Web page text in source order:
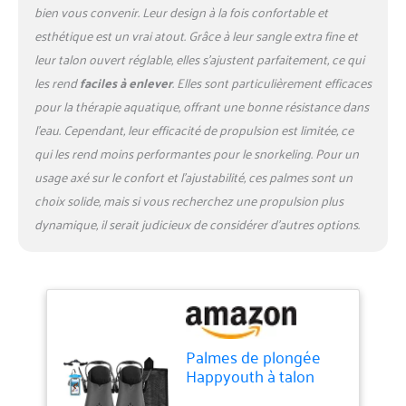
utilisées avec des
chaussures aquatiques et
des chaussettes aquatiques
(rappel : veuillez acheter des
tailles au-dessus si vous
prévoyez de les porter avec
des chaussons de plongée
ensemble) Partenaire de
natation parfait : la lame plus
longue, légère et réactive
assure un coup de pied
fluide, sans effort mais en
même temps assez puissant.
design en maille en forme de
flamme fraîche, elles
aideront à réduire la
résistance et vous vous
sentirez plus à l'aise et
respirant, inimisent la fatigue
bien vous convenir. Leur design à la fois confortable et
esthétique est un vrai atout. Grâce à leur sangle extra fine et
leur talon ouvert réglable, elles s’ajustent parfaitement, ce qui
les rendfaciles à enlever. Elles sont particulièrement efficaces
pour la thérapie aquatique, offrant une bonne résistance dans
l’eau. Cependant, leur efficacité de propulsion est limitée, ce
qui les rend moins performantes pour le snorkeling. Pour un
usage axé sur le confort et l’ajustabilité, ces palmes sont un
choix solide, mais si vous recherchez une propulsion plus
dynamique, il serait judicieux de considérer d’autres options.
Palmes de plongée
Happyouth à talon
ouvert réglables -